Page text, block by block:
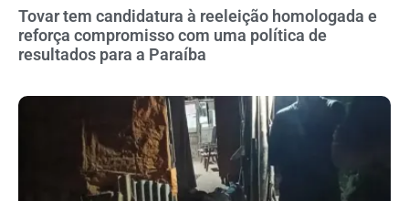
Tovar tem candidatura à reeleição homologada e
reforça compromisso com uma política de
resultados para a Paraíba